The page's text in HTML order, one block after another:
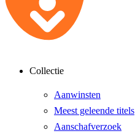
Collectie
Aanwinsten
Meest geleende titels
Aanschafverzoek